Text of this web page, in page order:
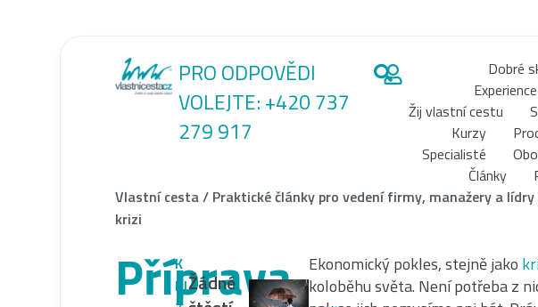
PRO ODPOVĚDI
VOLEJTE: +420 737
279 917
Dobré
Žij vlastní cestu
Kurzy
Specialisté
Články
Vlastní cesta/ Praktické články pro vedení firmy, manažery a lídry
krizi
Příprava
K
RIŽádné
Ekonomický pokles, stejně jako
koloběhu světa. Není potřeba z